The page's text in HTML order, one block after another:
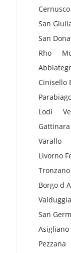
San
San
Rho
Cinisello
Lodi
Gattinara
Varallo
Livorno
Borgo d
Valduggia
San
Asigliano
Pezzana